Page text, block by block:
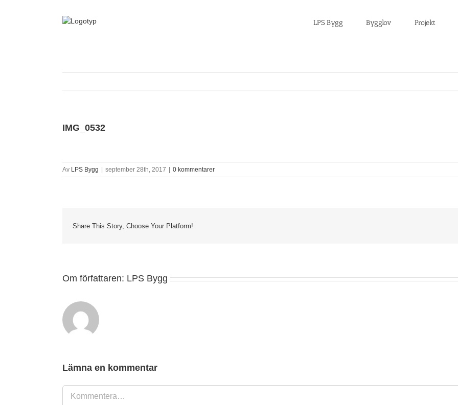
LPS Bygg Bygglov Projekt
IMG_0532
Av LPS Bygg september 28th, 2017 0 kommentarer
Share This Story, Choose Your Platform!
Om författaren: LPS Bygg
Lämna en kommentar
Kommentar